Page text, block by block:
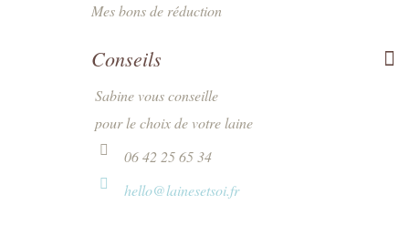
Mes bons de réduction
Conseils
Sabine vous conseille
pour le choix de votre laine
06 42 25 65 34
hello@lainesetsoi.fr